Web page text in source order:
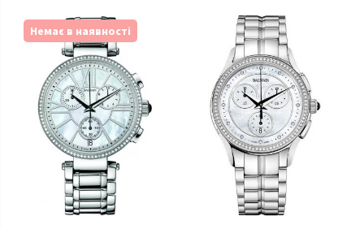
Немає в наявності